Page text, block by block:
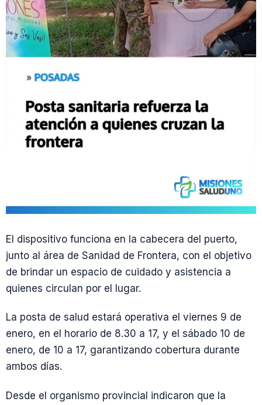
El dispositivo funciona en la cabecera del puerto,
junto al área de Sanidad de Frontera, con el objetivo
de brindar un espacio de cuidado y asistencia a
quienes circulan por el lugar.
La posta de salud estará operativa el viernes 9 de
enero, en el horario de 8.30 a 17, y el sábado 10 de
enero, de 10 a 17, garantizando cobertura durante
ambos días.
Desde el organismo provincial indicaron que la